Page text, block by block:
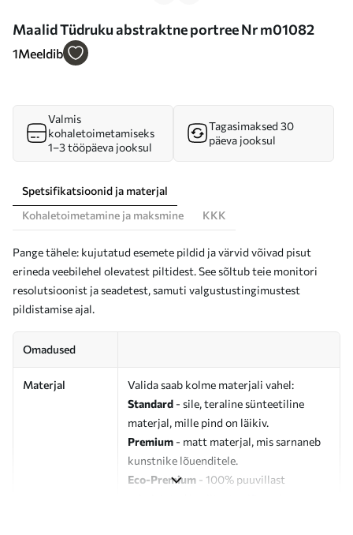
Maalid Tüdruku abstraktne portree Nr m01082
1Meeldib
Valmis
kohaletoimetamiseks
1–3 tööpäeva jooksul
Tagasimaksed 30
päeva jooksul
Spetsifikatsioonid ja materjal
Kohaletoimetamine ja maksmine
KKK
Pange tähele: kujutatud esemete pildid ja värvid võivad pisut
erineda veebilehel olevatest piltidest. See sõltub teie monitori
resolutsioonist ja seadetest, samuti valgustustingimustest
pildistamise ajal.
Omadused
Materjal
Valida saab kolme materjali vahel:
Standard - sile, teraline sünteetiline
materjal, mille pind on läikiv.
Premium - matt materjal, mis sarnaneb
kunstnike lõuenditele.
Eco-Premium - 100% puuvillast